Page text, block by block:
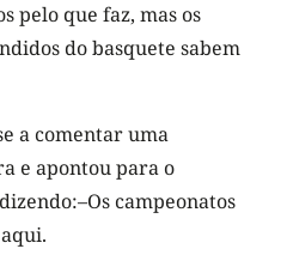
pelo que faz, mas os
do basquete sabem
a comentar uma
e apontou para o
campeonatos